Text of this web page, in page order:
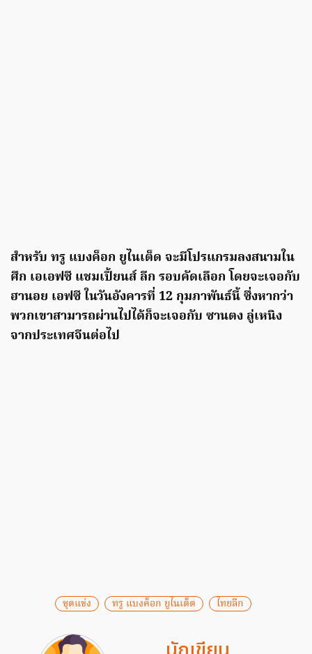
สำหรับ ทรู แบงค็อก ยูไนเต็ด จะมีโปรแกรมลงสนามใน
ศึก เอเอฟซี แชมเปี้ยนส์ ลีก รอบคัดเลือก โดยจะเจอกับ
ฮานอย เอฟซี ในวันอังคารที่ 12 กุมภาพันธ์นี้ ซึ่งหากว่า
พวกเขาสามารถผ่านไปได้ก็จะเจอกับ ซานตง ลู่เหนิง
จากประเทศจีนต่อไป
ชุดแข่ง ทรู แบงค็อก ยูไนเต็ด ไทยลีก